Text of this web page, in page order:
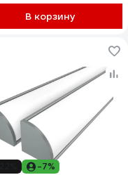
В корзину
-7%